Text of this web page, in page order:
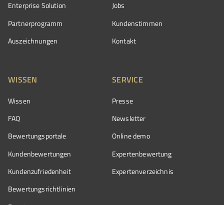
Enterprise Solution
Partnerprogramm
Auszeichnungen
Jobs
Kundenstimmen
Kontakt
WISSEN
Wissen
FAQ
Bewertungsportale
Kundenbewertungen
Kundenzufriedenheit
Bewertungs­richtlinien
SERVICE
Presse
Newsletter
Online demo
Expertenbewertung
Expertenverzeichnis